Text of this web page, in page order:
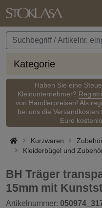
Kategorie
Haben Sie eine
Kleinunternehmer?
von Händlerpreisen! Als
bei uns die
Euro
Kurzwaren
Kleiderbügel und
BH Träger
15mm mit
Artikelnummer: